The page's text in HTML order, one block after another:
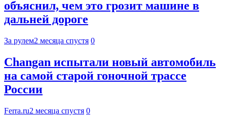
объяснил, чем это грозит машине в
дальней дороге
За рулем2 месяца спустя 0
Changan испытали новый автомобиль
на самой старой гоночной трассе
России
Ferra.ru2 месяца спустя 0